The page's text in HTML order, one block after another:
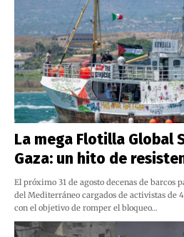
La mega Flotilla Global
Gaza: un hito de
El próximo 31 de agosto decenas de barcos
del Mediterráneo cargados de activistas de
con el objetivo de romper el bloqueo…